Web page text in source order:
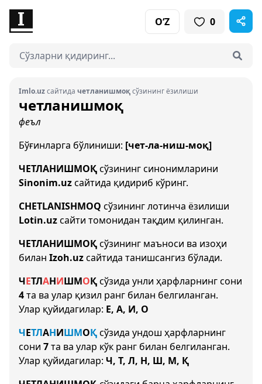
O‘Z 0
Imlo.uzсайтида четланишмоқсўзининг ёзилиши
четланишмоқ
феъл
Бўғинларга бўлиниши: [чет-ла-ниш-моқ]
ЧЕТЛАНИШМОҚсўзининг синонимларини
Sinonim.uzсайтида қидириб кўринг.
CHETLANISHMOQ сўзининг лотинча ёзилиши
Lotin.uzсайти томонидан тақдим қилинган.
ЧЕТЛАНИШМОҚсўзининг маъноси ва изоҳи
билан Izoh.uzсайтида танишсангиз бўлади.
ЧЕТЛАНИШМОҚсўзида унли ҳарфларнинг сони
4та ва улар қизил ранг билан белгиланган.
Улар қуйидагилар: Е, А, И, О
ЧЕТЛАНИШМОҚсўзида ундош ҳарфларнинг
сони 7та ва улар кўк ранг билан белгиланган.
Улар қуйидагилар: Ч, Т, Л, Н, Ш, М, Қ